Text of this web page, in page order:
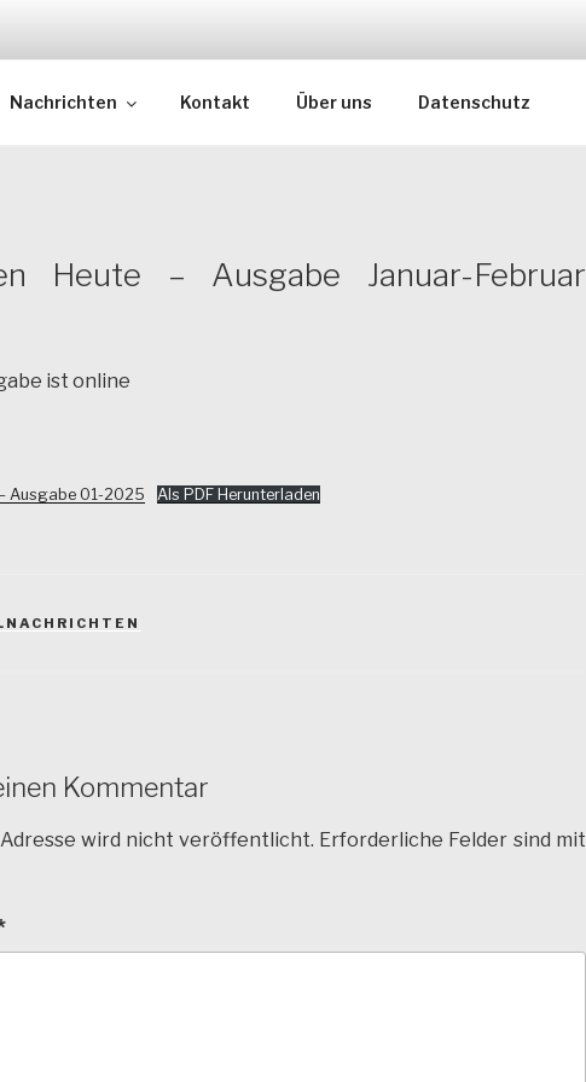
Nachrichten Kontakt Über uns Datenschutz
Heute – Ausgabe Januar-Februar
ist online
Ausgabe 01-2025 Als PDF Herunterladen
Kommentar
wird nicht veröffentlicht. Erforderliche Felder sind mit